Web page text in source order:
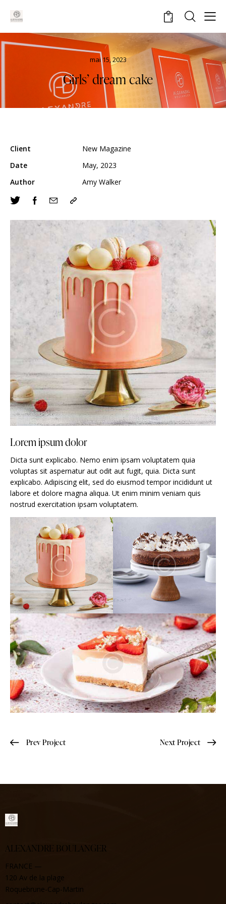
0
mai 15, 2023
Girls’ dream cake
Lorem ipsum dolor
Dicta sunt explicabo. Nemo enim ipsam voluptatem quia
voluptas sit aspernatur aut odit aut fugit, quia. Dicta sunt
explicabo. Adipiscing elit, sed do eiusmod tempor incididunt ut
labore et dolore magna aliqua. Ut enim minim veniam quis
nostrud exercitation ipsam voluptatem.
Client
New Magazine
Date
May, 2023
Author
Amy Walker
Prev Project Next Project
ALEXANDRE BOULANGER
FRANCE —
120 Av de la plage
Roquebrune-Cap-Martin